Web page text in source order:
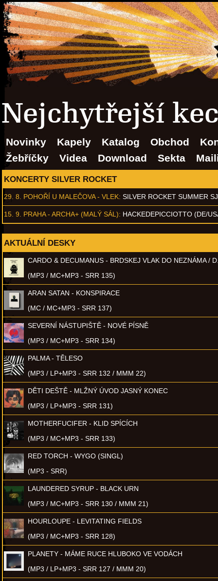
Nejchytřejší
Novinky Kapely Katalog Obchod
Žebříčky
Videa Download Sekta
KONCERTY SILVER ROCKET
29. 8. POHOŘÍ U MALEČOVA - VLEK: SILVER ROCKET SUMMER
15. 9. PRAHA - ARCHA+ (MALÝ SÁL): HACKEDEPICCIOTTO (DE/
AKTUÁLNÍ DESKY
CARDO & DECUMANUS - BRDSKEJ VLAK DO NEZNÁMA /
(MP3 / MC+MP3 - SRR 135)
ARAN SATAN - KONSPIRACE
(MC / MC+MP3 - SRR 137)
SEVERNÍ NÁSTUPIŠTĚ - NOVÉ PÍSNĚ
(MP3 / MC+MP3 - SRR 134)
PALMA - TĚLESO
(MP3 / LP+MP3 - SRR 132 / MMM 22)
DĚTI DEŠTĚ - MLŽNÝ ÚVOD JASNÝ KONEC
(MP3 / LP+MP3 - SRR 131)
MOTHERFUCIFER - KLID SPÍCÍCH
(MP3 / MC+MP3 - SRR 133)
RED TORCH - WYGO (SINGL)
(MP3 - SRR)
LAUNDERED SYRUP - BLACK URN
(MP3 / MC+MP3 - SRR 130 / MMM 21)
HOURLOUPE - LEVITATING FIELDS
(MP3 / MC+MP3 - SRR 128)
PLANETY - MÁME RUCE HLUBOKO VE VODÁCH
(MP3 / LP+MP3 - SRR 127 / MMM 20)